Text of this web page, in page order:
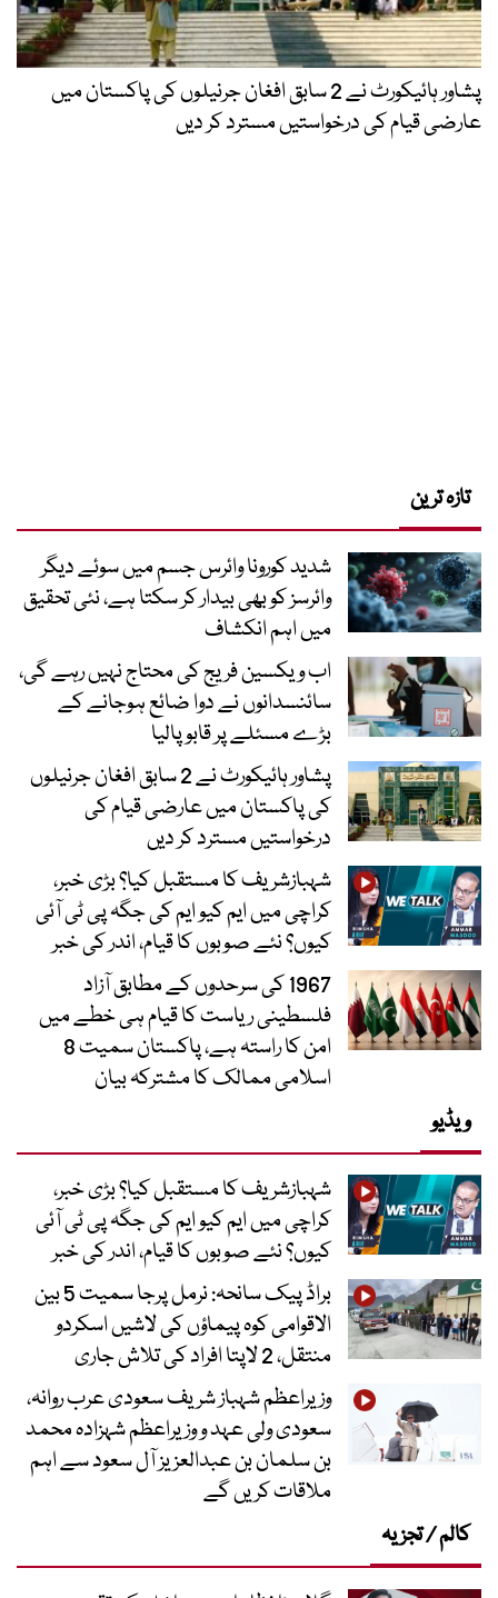
پشاور ہائیکورٹ نے 2 سابق افغان جرنیلوں کی پاکستان میں
عارضی قیام کی درخواستیں مسترد کر دیں
تازہ ترین
شدید کورونا وائرس جسم میں سوئے دیگر
وائرسز کو بھی بیدار کر سکتا ہے، نئی تحقیق
میں اہم انکشاف
اب ویکسین فریج کی محتاج نہیں رہے گی،
سائنسدانوں نے دوا ضائع ہوجانے کے
بڑے مسئلے پر قابو پالیا
پشاور ہائیکورٹ نے 2 سابق افغان جرنیلوں
کی پاکستان میں عارضی قیام کی
درخواستیں مسترد کر دیں
شہبازشریف کا مستقبل کیا؟ بڑی خبر،
کراچی میں ایم کیو ایم کی جگہ پی ٹی آئی
کیوں؟ نئے صوبوں کا قیام، اندر کی خبر
1967 کی سرحدوں کے مطابق آزاد
فلسطینی ریاست کا قیام ہی خطے میں
امن کا راستہ ہے، پاکستان سمیت 8
اسلامی ممالک کا مشترکہ بیان
ویڈیو
شہبازشریف کا مستقبل کیا؟ بڑی خبر،
کراچی میں ایم کیو ایم کی جگہ پی ٹی آئی
کیوں؟ نئے صوبوں کا قیام، اندر کی خبر
براڈ پیک سانحہ: نرمل پرجا سمیت 5 بین
الاقوامی کوہ پیماؤں کی لاشیں اسکردو
منتقل، 2 لاپتا افراد کی تلاش جاری
وزیراعظم شہباز شریف سعودی عرب روانہ،
سعودی ولی عہد و وزیراعظم شہزادہ محمد
بن سلمان بن عبدالعزیز آل سعود سے اہم
ملاقات کریں گے
کالم / تجزیہ